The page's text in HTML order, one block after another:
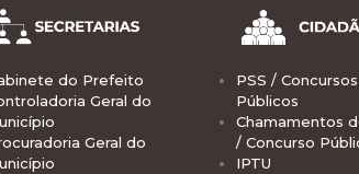
do Prefeito
Geral do
Geral do
PSS / Concursos
Públicos
Chamamentos
/ Concurso
IPTU